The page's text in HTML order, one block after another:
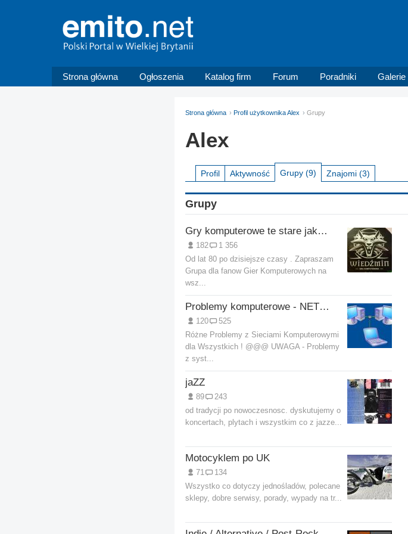
Strona główna Ogłoszenia Katalog firm Forum Poradniki Galerie
Strona główna Profil użytkownika Alex Grupy
Alex
Profil Aktywność Grupy (9) Znajomi (3)
Grupy
Gry komputerowe te stare jak i nowe
182
1 356
Od lat 80 po dzisiejsze czasy . Zapraszam
Grupa dla fanow Gier Komputerowych na
wsz...
Problemy komputerowe - NETWORK
120
525
Różne Problemy z Sieciami Komputerowymi
dla Wszystkich ! @@@ UWAGA - Problemy
z syst...
jaZZ
89
243
od tradycji po nowoczesnosc. dyskutujemy o
koncertach, plytach i wszystkim co z jazze...
Motocyklem po UK
71
134
Wszystko co dotyczy jednośladów, polecane
sklepy, dobre serwisy, porady, wypady na tr...